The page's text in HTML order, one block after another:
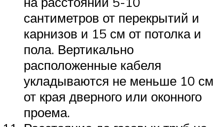
сантиметров от перекрытий и
карнизов и 15 см от потолка и
пола. Вертикально
расположенные кабеля
укладываются не меньше 10 см
от края дверного или оконного
проема.